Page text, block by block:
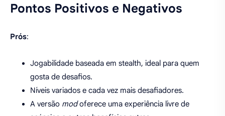
Pontos Positivos e Negativos
Prós:
Jogabilidade baseada em stealth, ideal para quem
gosta de desafios.
Níveis variados e cada vez mais desafiadores.
A versão modoferece uma experiência livre de